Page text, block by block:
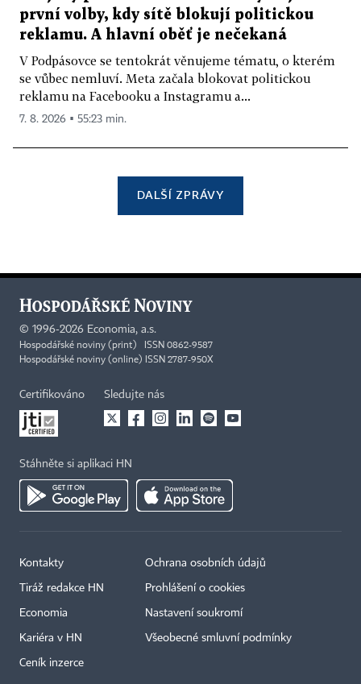
první volby, kdy sítě blokují politickou
reklamu. A hlavní oběť je nečekaná
V Podpásovce se tentokrát věnujeme tématu, o kterém
se vůbec nemluví. Meta začala blokovat politickou
reklamu na Facebooku a Instagramu a...
7. 8. 2026 ▪ 55:23 min.
DALŠÍ ZPRÁVY
© 1996-2026 Economia, a.s.
Hospodářské noviny (print) ISSN 0862-9587
Hospodářské noviny (online) ISSN 2787-950X
Certifikováno Sledujte nás
Stáhněte si aplikaci HN
Kontakty
Tiráž redakce HN
Economia
Kariéra v HN
Ceník inzerce
Ochrana osobních údajů
Prohlášení o cookies
Nastavení soukromí
Všeobecné smluvní podmínky